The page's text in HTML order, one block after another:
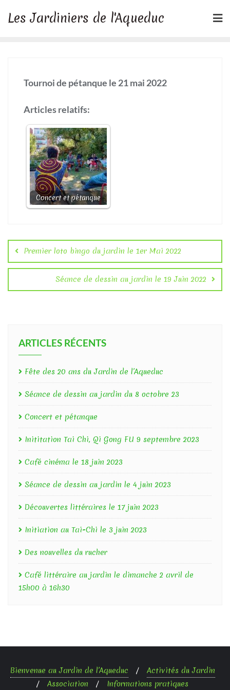
Les Jardiniers de l'Aqueduc
Tournoi de pétanque le 21 mai 2022
Articles relatifs:
Concert et pétanque
de
l’article
Premier loto bingo du jardin le 1er Mai 2022
Séance de dessin au jardin le 19 Juin 2022
ARTICLES RÉCENTS
Fête des 20 ans du Jardin de l’Aqueduc
Séance de dessin au jardin du 8 octobre 23
Concert et pétanque
Inititation Tai Chi, Qi Gong FU 9 septembre 2023
Café cinéma le 18 juin 2023
Séance de dessin au jardin le 4 juin 2023
Découvertes littéraires le 17 juin 2023
Initiation au Tai-Chi le 3 juin 2023
Des nouvelles du rucher
Café littéraire au jardin le dimanche 2 avril de
15h00 à 16h30
Bienvenue au Jardin de l’Aqueduc
Activités du Jardin
Association
Informations pratiques